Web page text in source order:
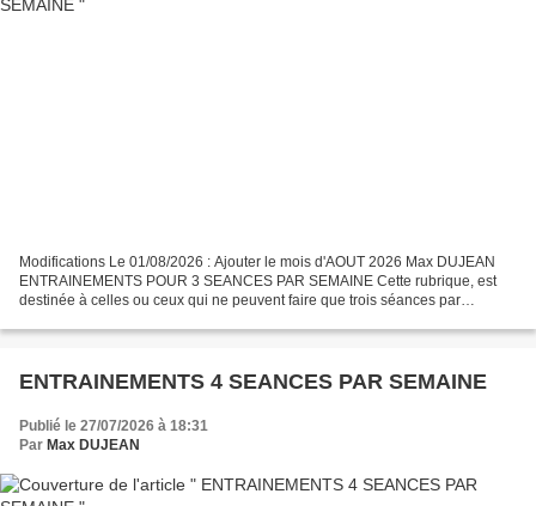
Modifications Le 01/08/2026 : Ajouter le mois d'AOUT 2026 Max DUJEAN
ENTRAINEMENTS POUR 3 SEANCES PAR SEMAINE Cette rubrique, est
destinée à celles ou ceux qui ne peuvent faire que trois séances par
ENTRAINEMENTS 4 SEANCES PAR SEMAINE
Publié le 27/07/2026 à 18:31
Par Max DUJEAN